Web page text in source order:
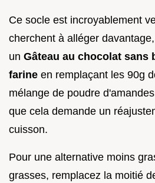
Ce socle est incroyablement
cherchent à alléger
un Gâteau au chocolat sans
farine en remplaçant les 90g
mélange de poudre
que cela demande un
cuisson.
Pour une alternative moins
grasses, remplacez la moitié